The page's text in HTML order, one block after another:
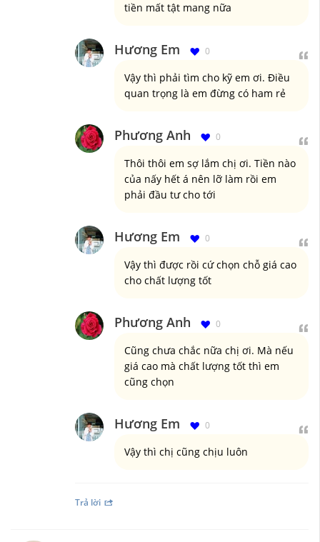
tiền mất tật mang nữa
Hương Em 0
Vậy thì phải tìm cho kỹ em ơi. Điều
quan trọng là em đừng có ham rẻ
Phương Anh 0
Thôi thôi em sợ lắm chị ơi. Tiền nào
của nấy hết á nên lỡ làm rồi em
phải đầu tư cho tới
Hương Em 0
Vậy thì được rồi cứ chọn chỗ giá cao
cho chất lượng tốt
Phương Anh 0
Cũng chưa chắc nữa chị ơi. Mà nếu
giá cao mà chất lượng tốt thì em
cũng chọn
Hương Em 0
Vậy thì chị cũng chịu luôn
Trả lời